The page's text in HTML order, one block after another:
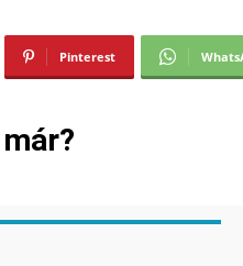
Pinterest